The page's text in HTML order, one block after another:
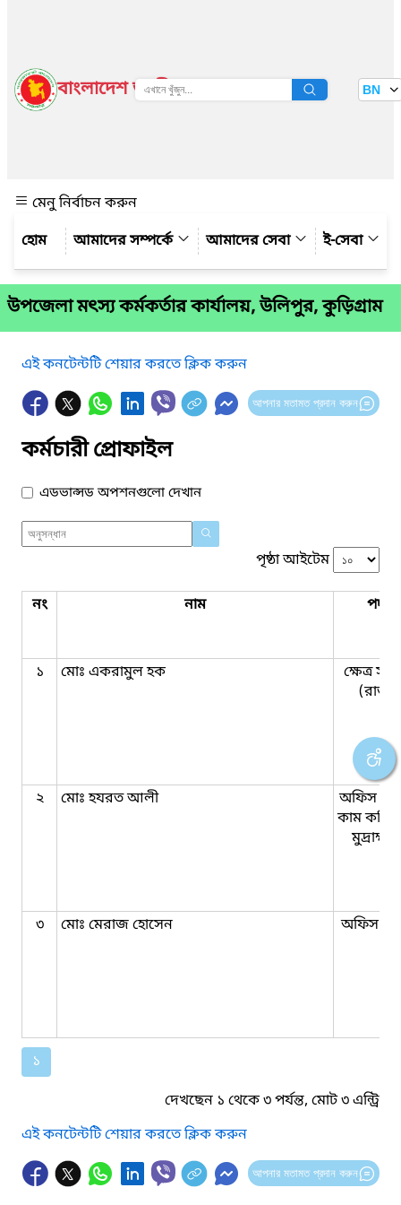
বাংলাদেশ জাতীয় তথ্য বাতায়ন BN
মেনু নির্বাচন করুন
আমাদের সম্পর্কে
আমাদের সেবা ই-সেবা
উপজেলা মৎস্য কর্মকর্তার কার্যালয়, উলিপুর, কুড়িগ্রাম
এই কনটেন্টটি শেয়ার করতে ক্লিক করুন
আপনার মতামত প্রদান করুন
কর্মচারী প্রোফাইল
এডভান্সড অপশনগুলো দেখান
পৃষ্ঠা আইটেম
নং নাম পদবি
১ মোঃ একরামুল হক
ক্ষেত্র
২ মোঃ হযরত আলী
অফিস
কাম
৩ মোঃ মেরাজ হোসেন অফিস
১
দেখছেন ১ থেকে ৩ পর্যন্ত, মোট ৩ এন্ট্রি
এই কনটেন্টটি শেয়ার করতে ক্লিক করুন
আপনার মতামত প্রদান করুন